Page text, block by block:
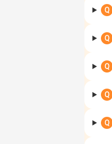
Q
Q
Q
Q
Q